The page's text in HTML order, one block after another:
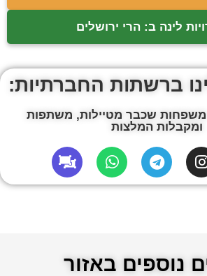
לינה ב: הרי ירושלים
ברשתות החברתיות:
משפחות שכבר מטיילות, משתפות
ומקבלות המלצות
נוספים באזור